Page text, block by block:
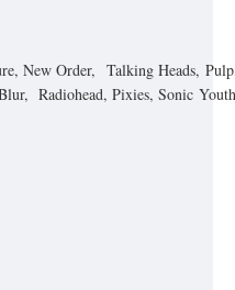
New Order, Talking Heads,
Radiohead, Pixies, Sonic